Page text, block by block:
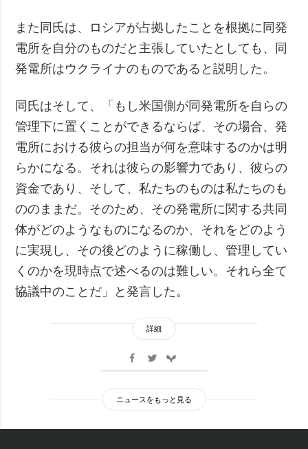
また同氏は、ロシアが占拠したことを根拠に同発
電所を自分のものだと主張していたとしても、同
発電所はウクライナのものであると説明した。
同氏はそして、「もし米国側が同発電所を自らの
管理下に置くことができるならば、その場合、発
電所における彼らの担当が何を意味するのかは明
らかになる。それは彼らの影響力であり、彼らの
資金であり、そして、私たちのものは私たちのも
ののままだ。そのため、その発電所に関する共同
体がどのようなものになるのか、それをどのよう
に実現し、その後どのように稼働し、管理してい
くのかを現時点で述べるのは難しい。それら全て
協議中のことだ」と発言した。
詳細
ニュースをもっと見る